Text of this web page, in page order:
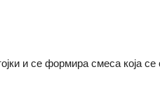
и се формира смеса која се